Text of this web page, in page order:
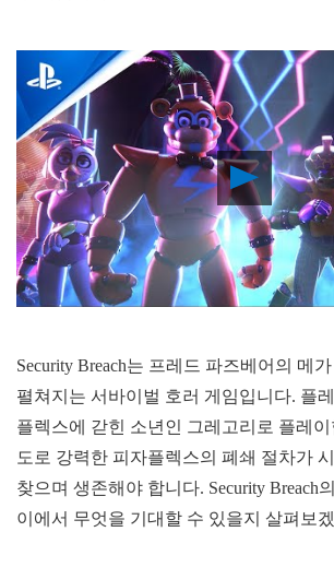
Play
Video
Security Breach는 프레드 파즈베어의 메
펼쳐지는 서바이벌 호러 게임입니다. 플
플렉스에 갇힌 소년인 그레고리로 플레
도로 강력한 피자플렉스의 폐쇄 절차가
찾으며 생존해야 합니다. Security Breach
이에서 무엇을 기대할 수 있을지 살펴보